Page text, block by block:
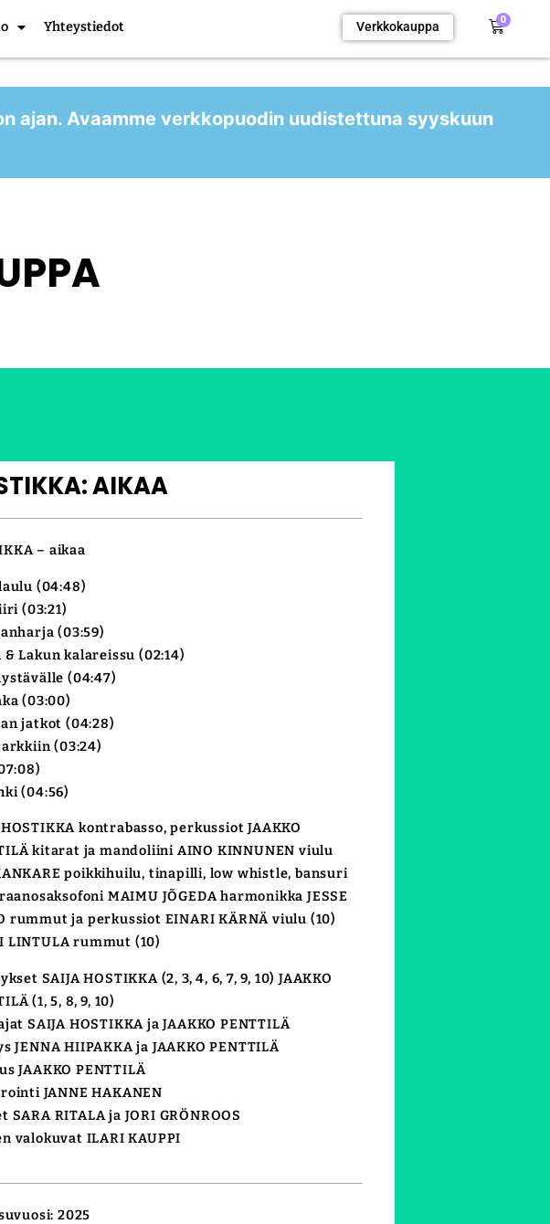
Yhteystiedot Verkkokauppa 0
ajan. Avaamme verkkopuodin uudistettuna syyskuun
AIKAA
– aikaa
(04:48)
(03:21)
(03:59)
& Lakun kalareissu (02:14)
(04:47)
(03:00)
jatkot (04:28)
(03:24)
(04:56)
HOSTIKKA kontrabasso, perkussiot JAAKKO
kitarat ja mandoliini AINO KINNUNEN viulu
poikkihuilu, tinapilli, low whistle, bansuri
MAIMU JÕGEDA harmonikka JESSE
rummut ja perkussiot EINARI KÄRNÄ viulu (10)
LINTULA rummut (10)
SAIJA HOSTIKKA (2, 3, 4, 6, 7, 9, 10) JAAKKO
(1, 5, 8, 9, 10)
SAIJA HOSTIKKA ja JAAKKO PENTTILÄ
JENNA HIIPAKKA ja JAAKKO PENTTILÄ
JAAKKO PENTTILÄ
JANNE HAKANEN
SARA RITALA ja JORI GRÖNROOS
valokuvat ILARI KAUPPI
2025